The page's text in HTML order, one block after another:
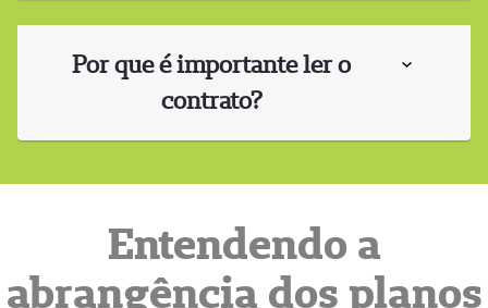
Por que é importante ler o
contrato?
Entendendo a
abrangência dos planos